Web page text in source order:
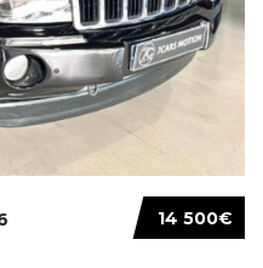
14 500€